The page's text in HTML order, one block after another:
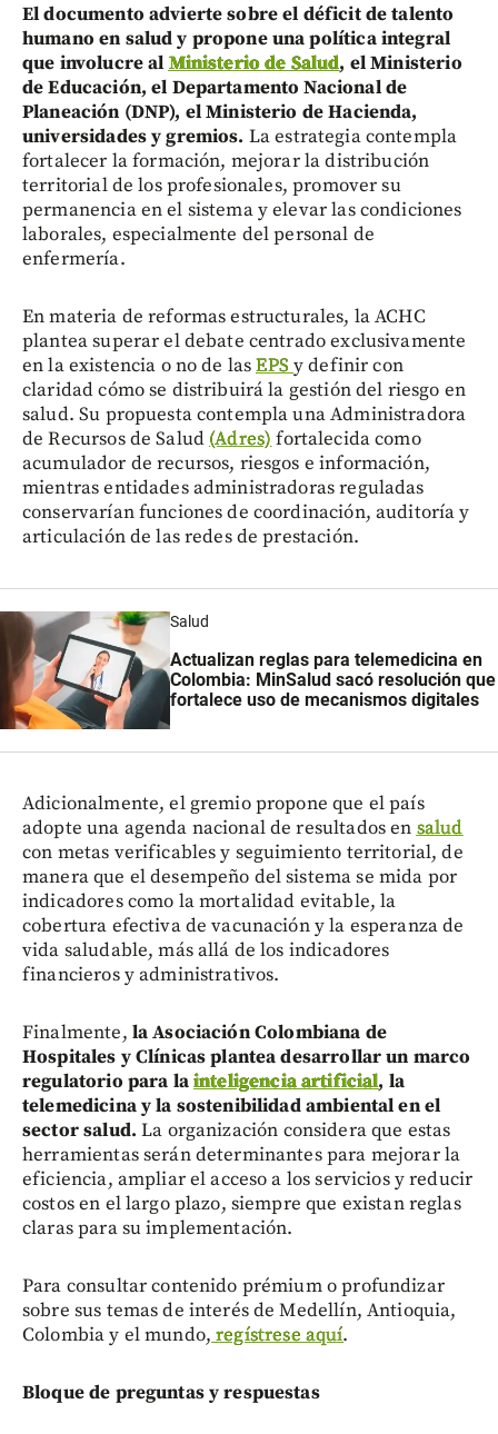
El documento advierte sobre el déficit de talento
humano en salud y propone una política integral
que involucre al Ministerio de Salud, el Ministerio
de Educación, el Departamento Nacional de
Planeación (DNP), el Ministerio de Hacienda,
universidades y gremios. La estrategia contempla
fortalecer la formación, mejorar la distribución
territorial de los profesionales, promover su
permanencia en el sistema y elevar las condiciones
laborales, especialmente del personal de
enfermería.
En materia de reformas estructurales, la ACHC
plantea superar el debate centrado exclusivamente
en la existencia o no de lasEPS y definir con
claridad cómo se distribuirá la gestión del riesgo en
salud. Su propuesta contempla una Administradora
de Recursos de Salud (Adres) fortalecida como
acumulador de recursos, riesgos e información,
mientras entidades administradoras reguladas
conservarían funciones de coordinación, auditoría y
articulación de las redes de prestación.
Salud
Actualizan reglas para telemedicina en
Colombia: MinSalud sacó resolución que
fortalece uso de mecanismos digitales
Adicionalmente, el gremio propone que el país
adopte una agenda nacional de resultados en salud
con metas verificables y seguimiento territorial, de
manera que el desempeño del sistema se mida por
indicadores como la mortalidad evitable, la
cobertura efectiva de vacunación y la esperanza de
vida saludable, más allá de los indicadores
financieros y administrativos.
Finalmente, la Asociación Colombiana de
Hospitales y Clínicas plantea desarrollar un marco
regulatorio para lainteligencia artificial, la
telemedicina y la sostenibilidad ambiental en el
sector salud.La organización considera que estas
herramientas serán determinantes para mejorar la
eficiencia, ampliar el acceso a los servicios y reducir
costos en el largo plazo, siempre que existan reglas
claras para su implementación.
Para consultar contenido prémium o profundizar
sobre sus temas de interés de Medellín, Antioquia,
Colombia y el mundo, regístrese aquí.
Bloque de preguntas y respuestas